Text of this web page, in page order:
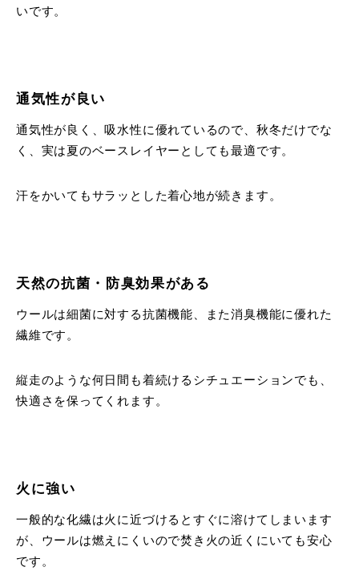
いです。
通気性が良い
通気性が良く、吸水性に優れているので、秋冬だけでな
く、実は夏のベースレイヤーとしても最適です。
汗をかいてもサラッとした着心地が続きます。
天然の抗菌・防臭効果がある
ウールは細菌に対する抗菌機能、また消臭機能に優れた
繊維です。
縦走のような何日間も着続けるシチュエーションでも、
快適さを保ってくれます。
火に強い
一般的な化繊は火に近づけるとすぐに溶けてしまいます
が、ウールは燃えにくいので焚き火の近くにいても安心
です。